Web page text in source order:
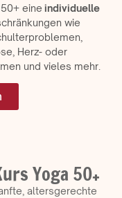
eine individuelle
wie
Herz- oder
und vieles mehr.
Yoga 50+
altersgerechte